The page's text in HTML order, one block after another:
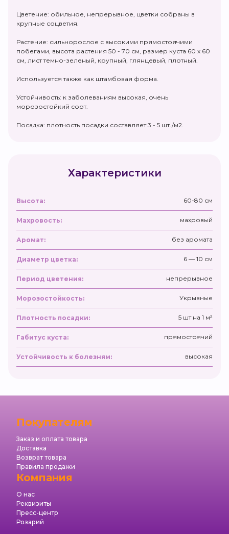
Цветение: обильное, непрерывное, цветки собраны в
крупные соцветия.
Растение: сильнорослое с высокими прямостоячими
побегами, высота растения 50 - 70 см, размер куста 60 х 60
см, лист темно-зеленый, крупный, глянцевый, плотный.
Используется также как штамбовая форма.
Устойчивость: к заболеваниям высокая, очень
морозостойкий сорт.
Посадка: плотность посадки составляет 3 - 5 шт./м2.
Характеристики
Высота: 60-80 см
Махровость: махровый
Аромат: без аромата
Диаметр цветка: 6 — 10 см
Период цветения: непрерывное
Морозостойкость: Укрывные
Плотность посадки: 5 шт на 1 м²
Габитус куста: прямостоячий
Устойчивость к болезням: высокая
Покупателям
Заказ и оплата товара
Доставка
Возврат товара
Правила продажи
Компания
О нас
Реквизиты
Пресс-центр
Розарий